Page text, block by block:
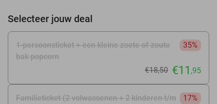
Selecteer jouw deal
1-persoonsticket + een kleine zoete of zoute
bak popcorn
35%
€18,50 €11 ,95
Familieticket (2 volwassenen + 2 kinderen t/m
17%